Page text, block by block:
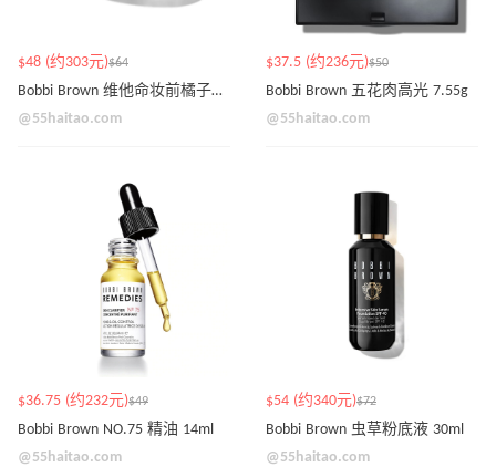
$48 (约303元)$64
Bobbi Brown 维他命妆前橘子面霜 50m
@55haitao.com
$37.5 (约236元)$50
Bobbi Brown 五花肉高光 7.55g
@55haitao.com
$36.75 (约232元)$49
Bobbi Brown NO.75 精油 14ml
@55haitao.com
$54 (约340元)$72
Bobbi Brown 虫草粉底液 30ml
@55haitao.com